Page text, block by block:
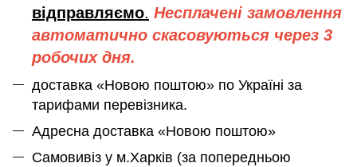
відправляємо. Несплачені замовлення
автоматично скасовуються через 3
робочих дня.
доставка «Новою поштою» по Україні за
тарифами перевізника.
Адресна доставка «Новою поштою»
Самовивіз у м.Харків (за попередньою